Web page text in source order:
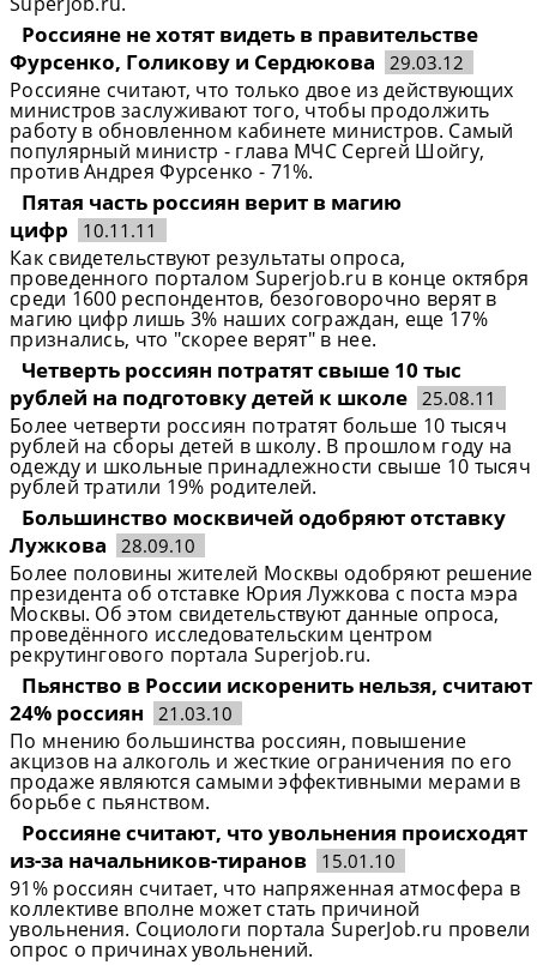
Россияне не хотят видеть в правительстве
Фурсенко, Голикову и Сердюкова
29.03.12
Россияне считают, что только двое из действующих
министров заслуживают того, чтобы продолжить
работу в обновленном кабинете министров. Самый
популярный министр - глава МЧС Сергей Шойгу,
против Андрея Фурсенко - 71%.
Пятая часть россиян верит в магию
цифр
10.11.11
Как свидетельствуют результаты опроса,
проведенного порталом Superjob.ru в конце октября
среди 1600 респондентов, безоговорочно верят в
магию цифр лишь 3% наших сограждан, еще 17%
признались, что "скорее верят" в нее.
Четверть россиян потратят свыше 10 тыс
рублей на подготовку детей к школе 25.08.11
Более четверти россиян потратят больше 10 тысяч
рублей на сборы детей в школу. В прошлом году на
одежду и школьные принадлежности свыше 10 тысяч
рублей тратили 19% родителей.
Большинство москвичей одобряют отставку
Лужкова
28.09.10
Более половины жителей Москвы одобряют решение
президента об отставке Юрия Лужкова с поста мэра
Москвы. Об этом свидетельствуют данные опроса,
проведённого исследовательским центром
рекрутингового портала Superjob.ru.
Пьянство в России искоренить нельзя, считают
24% россиян
21.03.10
По мнению большинства россиян, повышение
акцизов на алкоголь и жесткие ограничения по его
продаже являются самыми эффективными мерами в
борьбе с пьянством.
Россияне считают, что увольнения происходят
из-за начальников-тиранов
15.01.10
91% россиян считает, что напряженная атмосфера в
коллективе вполне может стать причиной
увольнения. Социологи портала SuperJob.ru провели
опрос о причинах увольнений.